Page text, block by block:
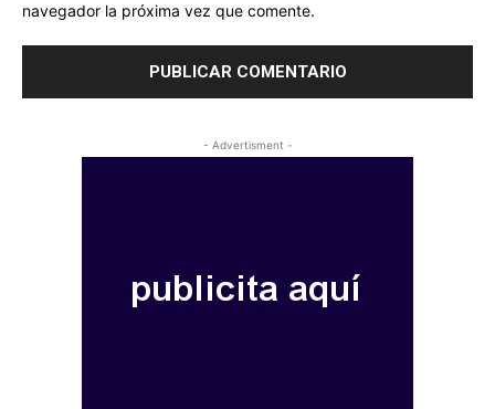
navegador la próxima vez que comente.
- Advertisment -